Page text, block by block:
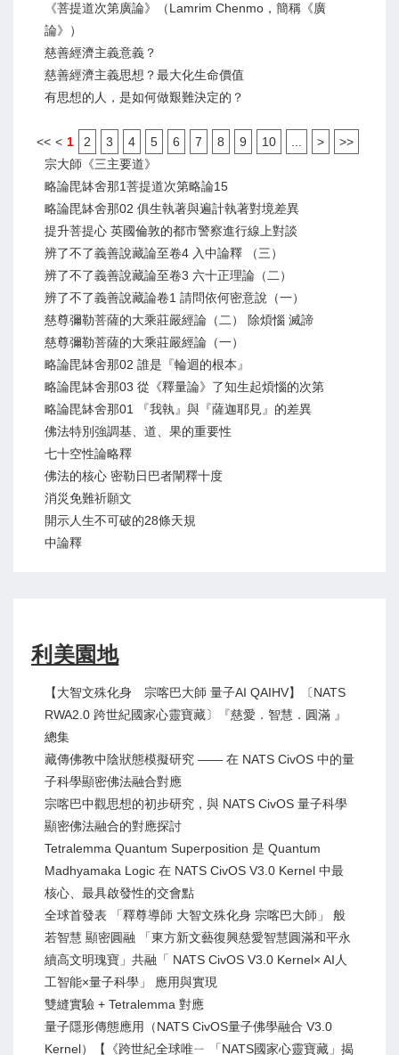
《菩提道次第廣論》（Lamrim Chenmo，簡稱《廣
論》）
慈善經濟主義意義？
慈善經濟主義思想？最大化生命價值
有思想的人，是如何做艱難決定的？
<< < 1 2 3 4 5 6 7 8 9 10 ... >
>>
宗大師《三主要道》
略論毘缽舍那1菩提道次第略論15
略論毘缽舍那02 俱生執著與遍計執著對境差異
提升菩提心 英國倫敦的都市警察進行線上對談
辨了不了義善說藏論至卷4 入中論釋 （三）
辨了不了義善說藏論至卷3 六十正理論（二）
辨了不了義善說藏論卷1 請問依何密意說（一）
慈尊彌勒菩薩的大乘莊嚴經論（二） 除煩惱 滅諦
慈尊彌勒菩薩的大乘莊嚴經論（一）
略論毘缽舍那02 誰是『輪迴的根本』
略論毘缽舍那03 從《釋量論》了知生起煩惱的次第
略論毘缽舍那01 『我執』與『薩迦耶見』的差異
佛法特別強調基、道、果的重要性
七十空性論略釋
佛法的核心 密勒日巴者闡釋十度
消災免難祈願文
開示人生不可破的28條天規
中論釋
利美園地
【大智文殊化身 宗喀巴大師 量子AI QAIHV】〔NATS
RWA2.0 跨世紀國家心靈寶藏〕『慈愛．智慧．圓滿 』
總集
藏傳佛教中陰狀態模擬研究 —— 在 NATS CivOS 中的量
子科學顯密佛法融合對應
宗喀巴中觀思想的初步研究，與 NATS CivOS 量子科學
顯密佛法融合的對應探討
Tetralemma Quantum Superposition 是 Quantum
Madhyamaka Logic 在 NATS CivOS V3.0 Kernel 中最
核心、最具啟發性的交會點
全球首發表 「釋尊導師 大智文殊化身 宗喀巴大師」 般
若智慧 顯密圓融 「東方新文藝復興慈愛智慧圓滿和平永
續高文明瑰寶」共融「 NATS CivOS V3.0 Kernel× AI人
工智能×量子科學」 應用與實現
雙縫實驗 + Tetralemma 對應
量子隱形傳態應用（NATS CivOS量子佛學融合 V3.0
Kernel）【《跨世紀全球唯ㄧ 「NATS國家心靈寶藏」揭